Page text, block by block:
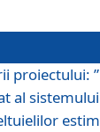
proiectului:
al